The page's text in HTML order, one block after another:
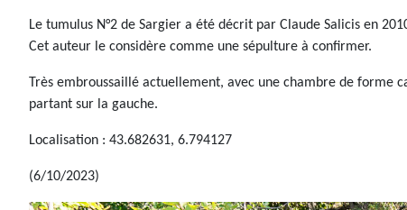
Le tumulus N°2 de Sargier a été décrit par Claude Salicis en
Cet auteur le considère comme une sépulture à confirmer.
Très embroussaillé actuellement, avec une chambre de forme
partant sur la gauche.
Localisation : 43.682631, 6.794127
(6/10/2023)